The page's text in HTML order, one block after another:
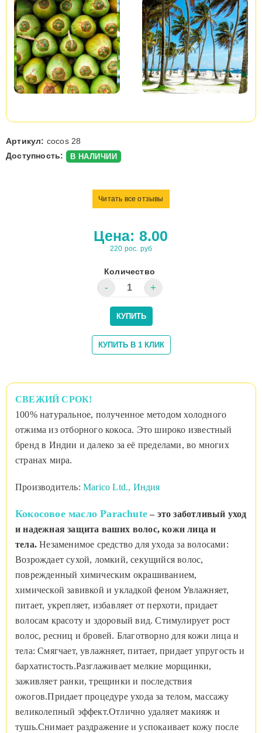
Артикул: cocos 28
Доступность:
В НАЛИЧИИ
Читать все отзывы
Цена: 8.00
220 рос. руб
Количество
СВЕЖИЙ СРОК!
100% натуральное, полученное методом холодного
отжима из отборного кокоса. Это широко известный
бренд в Индии и далеко за её пределами, во многих
странах мира.
Производитель: Marico Ltd., Индия
Кокосовое масло Parachute – это заботливый уход
и надежная защита ваших волос, кожи лица и
тела.Незаменимое средство для ухода за волосами:
Возрождает сухой, ломкий, секущийся волос,
поврежденный химическим окрашиванием,
химической завивкой и укладкой феном Увлажняет,
питает, укрепляет, избавляет от перхоти, придает
волосам красоту и здоровый вид. Стимулирует рост
волос, ресниц и бровей. Благотворно для кожи лица и
тела: Смягчает, увлажняет, питает, придает упругость и
бархатистость.Разглаживает мелкие морщинки,
заживляет ранки, трещинки и последствия
ожогов.Придает процедуре ухода за телом, массажу
великолепный эффект.Отлично удаляет макияж и
тушь.Снимает раздражение и успокаивает кожу после